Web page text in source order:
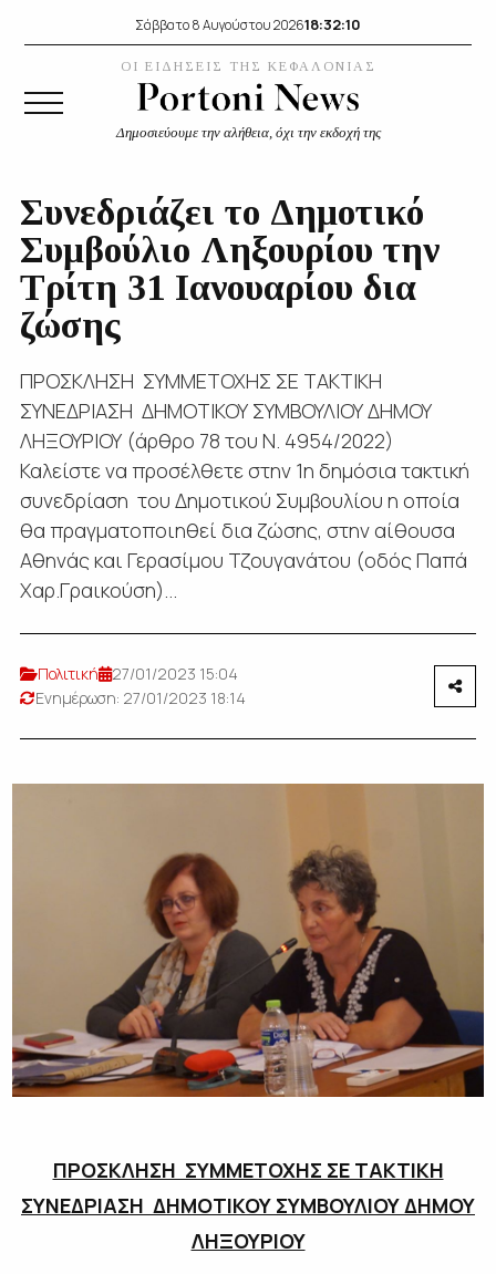
Σάββατο 8 Αυγούστου 202618:32:10
ΟΙ ΕΙΔΗΣΕΙΣ ΤΗΣ ΚΕΦΑΛΟΝΙΑΣ
Δημοσιεύουμε την αλήθεια, όχι την εκδοχή της
Συνεδριάζει το Δημοτικό
Συμβούλιο Ληξουρίου την
Τρίτη 31 Ιανουαρίου δια
ζώσης
ΠΡΟΣΚΛΗΣΗ ΣΥΜΜΕΤΟΧΗΣ ΣΕ ΤΑΚΤΙΚΗ
ΣΥΝΕΔΡΙΑΣΗ ΔΗΜΟΤΙΚΟΥ ΣΥΜΒΟΥΛΙΟΥ ΔΗΜΟΥ
ΛΗΞΟΥΡΙΟΥ (άρθρο 78 του Ν. 4954/2022)
Καλείστε να προσέλθετε στην 1η δημόσια τακτική
συνεδρίαση του Δημοτικού Συμβουλίου η οποία
θα πραγματοποιηθεί δια ζώσης, στην αίθουσα
Αθηνάς και Γερασίμου Τζουγανάτου (οδός Παπά
Χαρ.Γραικούση)...
Πολιτική
27/01/2023 15:04
Ενημέρωση: 27/01/2023 18:14
ΠΡΟΣΚΛΗΣΗ ΣΥΜΜΕΤΟΧΗΣ ΣΕ ΤΑΚΤΙΚΗ
ΣΥΝΕΔΡΙΑΣΗ ΔΗΜΟΤΙΚΟΥ ΣΥΜΒΟΥΛΙΟΥ ΔΗΜΟΥ
ΛΗΞΟΥΡΙΟΥ